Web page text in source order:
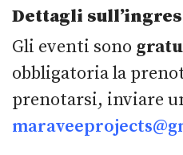
Dettagli
Gli eventi sono
obbligatoria la
prenotarsi, inviare